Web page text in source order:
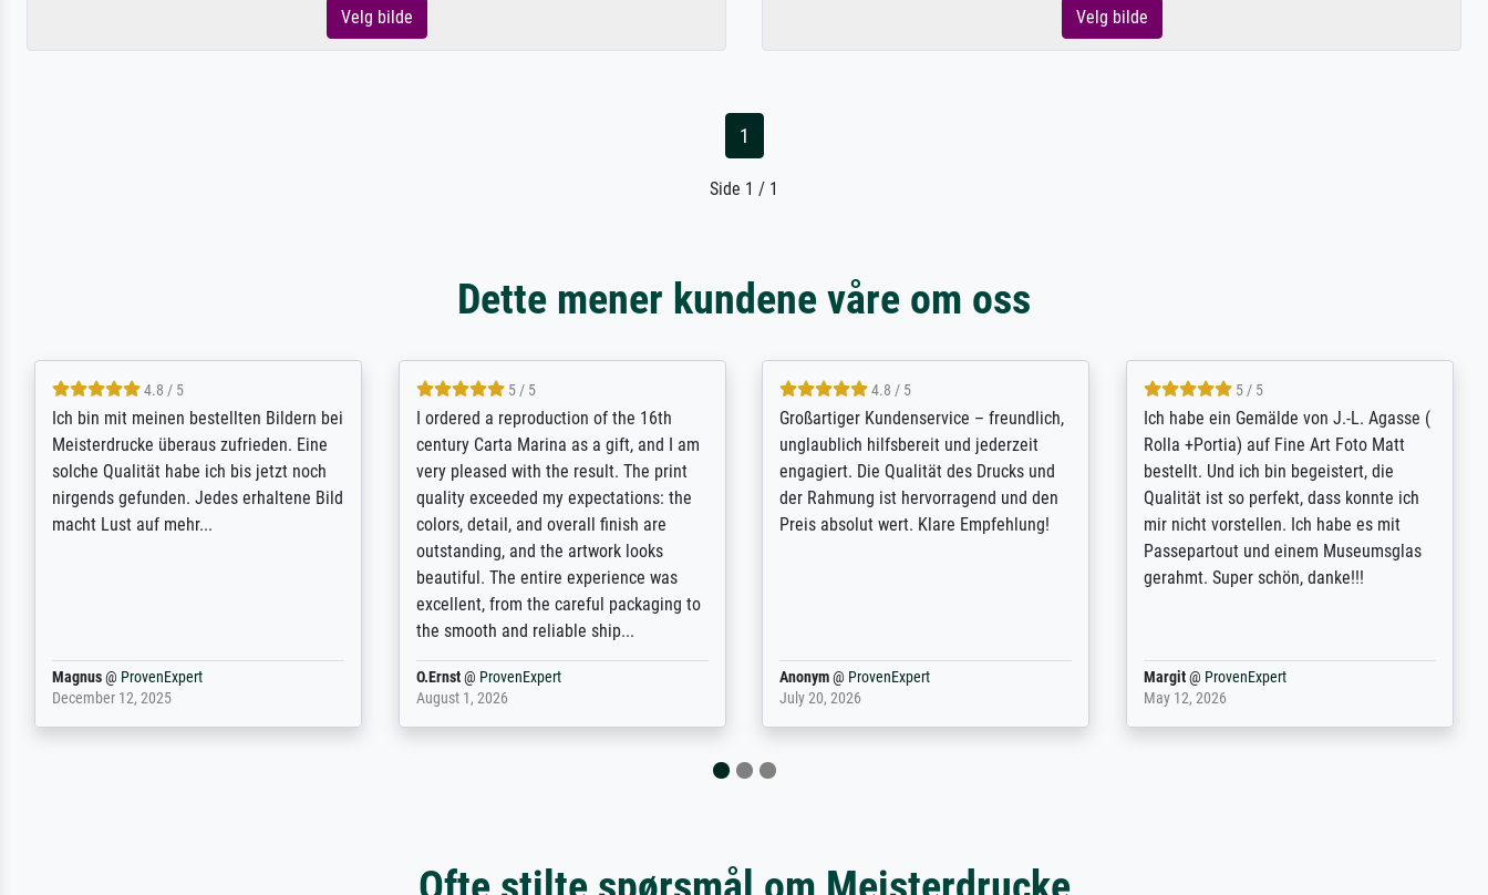
Velg bilde Velg bilde
1
Side 1 / 1
Dette mener kundene våre om oss
5 / 5
Rundum positive Erfahrung. Die
Ausführung des Auftrags hat eine Weile
gedauert, die angekündigte Lieferzeit
wurde aber letztlich sogar etwas
unterschritten. Die Qualität des Papiers
Dr.@ProvenExpert
February 3, 2026
5 / 5
The team at Meisterdrucke strives to
meet its clients demands, and provides
expert advice on how to obtain the best
results for the prints requested by the
client. The company has a vast
repertoire of prints to choose from, and
will provide excellent service also with
regards to prints which are not in that
repertoire. Highly recommended!
Anonym@ProvenExpert
April 22, 2026
5 / 5
Outstanding quality and customer
support. - the quality of the printing is
excellent and difficult to distinguish
from the real thing; it will be my go-to
for high-quality art prints from now on -
Anonym@ ProvenExpert
January 12, 2026
4.8 / 5
Qualité absolument irréprochable.
Extraordinaire diversité des thèmes
abordés et personnalisation des
demandes (recadrage, réajustement des
couleurs). Relation clientèle parfaite.
Transport, réception sans aucun
problème. Merci à toute l'équipe ! Hervé
Anonym@ProvenExpert
March 31, 2025